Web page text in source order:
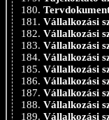
Vállalkozási
Vállalkozási
Vállalkozási
Vállalkozási
Vállalkozási
Vállalkozási
Vállalkozási
Vállalkozási
Vállalkozási